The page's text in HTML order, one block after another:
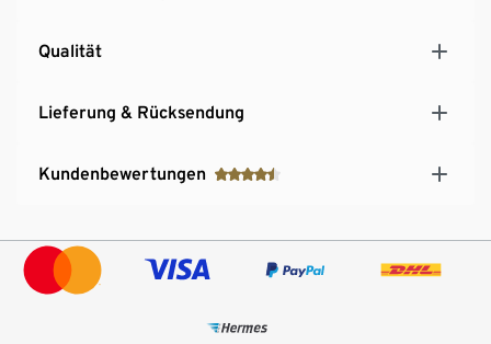
Qualität
Lieferung & Rücksendung
Kundenbewertungen